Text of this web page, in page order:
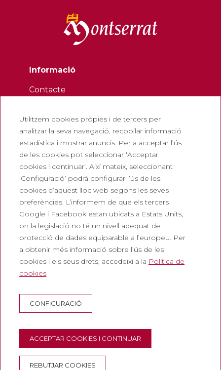
Informació
Contacte
Treballa amb nosaltres
Preguntes freqüents
Entrada turística
Política de privadesa
Política de Xarxes Socials
Canal de denúncies
Corporatiu
Abadia de Montserrat
Escolania de Montserrat
Museu de Montserrat
Utilitzem cookies pròpies i de tercers per
analitzar la seva navegació, recopilar informació
estadística i mostrar anuncis. Per a acceptar l’ús
de les cookies pot seleccionar ‘Acceptar
cookies i continuar’. Així mateix, seleccionant
‘Configuració’ podrà configurar l’ús de les
cookies d’aquest lloc web segons les seves
preferències. L’informem de que els tercers
Google i Facebook estan ubicats a Estats Units,
on la legislació no té un nivell adequat de
protecció de dades equiparable a l’europeu. Per
a obtenir més informació sobre l’ús de les
cookies i els seus drets, accedeixi a la Política de
cookies
CONFIGURACIÓ
ACCEPTAR COOKIES I CONTINUAR
REBUTJAR COOKIES